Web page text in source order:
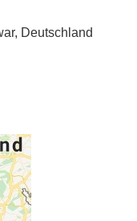
Deutschland